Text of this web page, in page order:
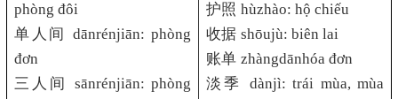
phòng đôi
单人间
dānrénjiān: phòng
đơn
三人间
sānrénjiān: phòng
护照 hùzhào: hộ chiếu
收据 shōujù: biên lai
账单 zhàngdānhóa đơn
淡季
dànjì: trái mùa, mùa